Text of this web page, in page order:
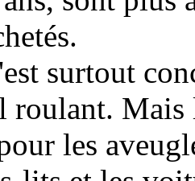
surtout
roulant. Mais
les